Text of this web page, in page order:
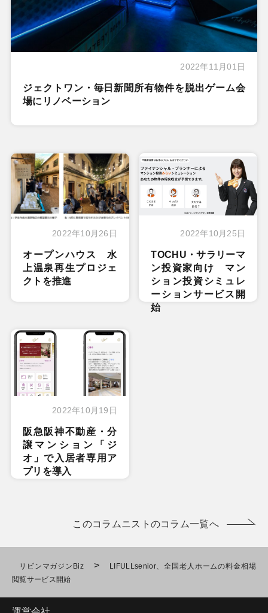
2022年11月01日
ジェクトワン・毎日新聞所有物件を脱出ゲーム会
場にリノベーション
2022年10月26日
オープンハウス 水
上温泉再生プロジェ
クトを推進
2022年10月25日
TOCHU・サラリーマ
ン投資家向け マン
ション投資シミュレ
ーションサービス開
始
2022年10月19日
阪急阪神不動産・分
譲マンション「ジ
オ」で入居者専用ア
プリを導入
このコラムニストのコラム一覧へ
リビンマガジンBiz >
LIFULLsenior、全国老人ホームの料金相場
閲覧サービス開始